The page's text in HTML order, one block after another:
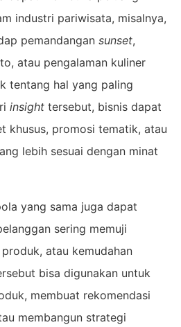
industri pariwisata, misalnya,
pemandangan sunset,
atau pengalaman kuliner
tentang hal yang paling
insighttersebut, bisnis dapat
khusus, promosi tematik, atau
lebih sesuai dengan minat
yang sama juga dapat
sering memuji
atau kemudahan
bisa digunakan untuk
membuat rekomendasi
membangun strategi